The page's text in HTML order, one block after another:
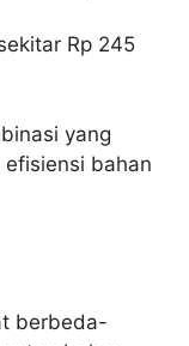
Rp 245
yang
bahan
berbeda-